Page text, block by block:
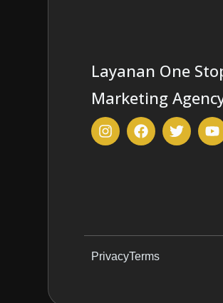
Layanan One
Marketing
PrivacyTerms